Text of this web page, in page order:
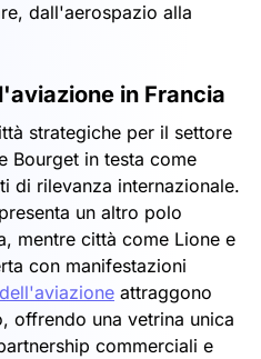
dall'aerospazio alla
in Francia
strategiche per il settore
Bourget in testa come
di rilevanza internazionale.
un altro polo
mentre città come Lione e
con manifestazioni
attraggono
offrendo una vetrina unica
commerciali e